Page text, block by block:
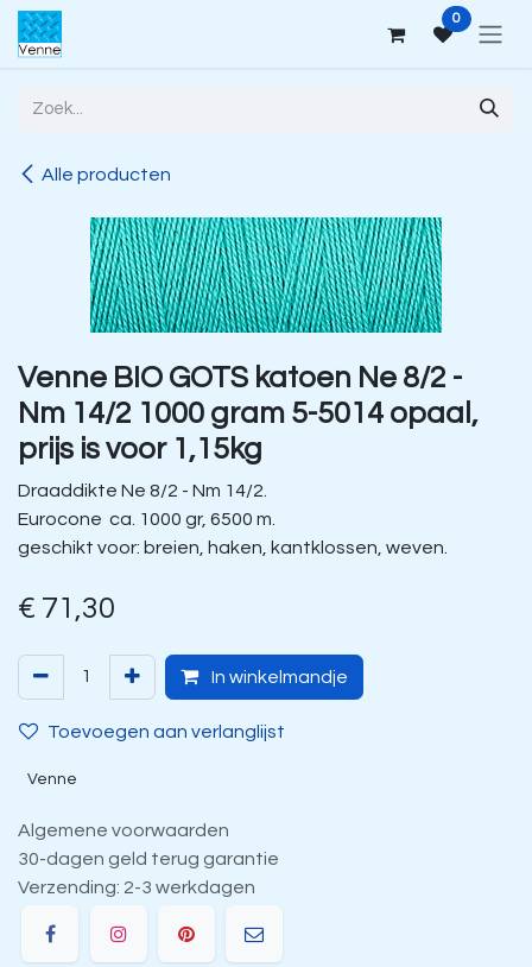
Overslaan naar inhoud 0
Alle producten
Venne BIO GOTS katoen Ne 8/2 -
Nm 14/2 1000 gram 5-5014 opaal,
prijs is voor 1,15kg
Draaddikte Ne 8/2 - Nm 14/2.
Eurocone ca. 1000 gr, 6500 m.
geschikt voor: breien, haken, kantklossen, weven.
€ 71,30
In winkelmandje
Toevoegen aan verlanglijst
Venne
Algemene voorwaarden
30-dagen geld terug garantie
Verzending: 2-3 werkdagen